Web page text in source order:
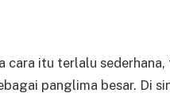
cara itu terlalu
panglima besar. Di